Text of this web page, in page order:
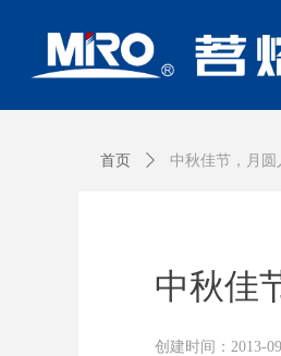
中秋佳
创建时间： 2013-
首页 ꄲ 中秋佳节，月圆